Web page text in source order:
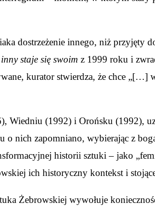
dostrzeżenie innego, niż
staje się swoim z 1999 roku i
kurator stwierdza, że chce „[…]
Wiedniu (1992) i Orońsku (1992),
nich zapomniano, wybierając z
historii sztuki – jako
ich historyczny kontekst i
Żebrowskiej wywołuje